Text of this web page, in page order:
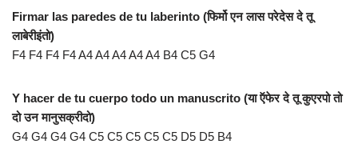
Firmar las paredes de tu laberinto (फिर्मो एन लास परेदेस दे तू
लाबेरीइंतो)
F4 F4 F4 F4 A4 A4 A4 A4 A4 B4 C5 G4
Y hacer de tu cuerpo todo un manuscrito (या ऍफेर दे तू कुएरपो तो
दो उन मानुसक्रीदो)
G4 G4 G4 G4 C5 C5 C5 C5 C5 D5 D5 B4